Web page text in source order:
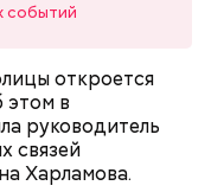
событий
откроется
этом в
руководитель
связей
Харламова.